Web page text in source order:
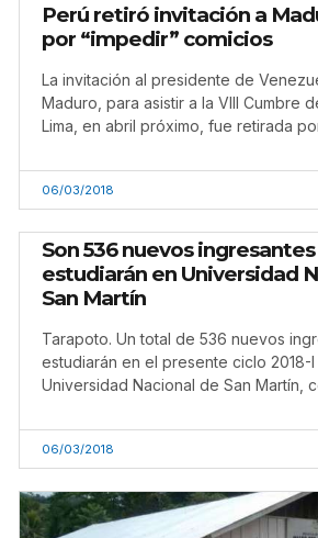
Perú retiró invitación a
por “impedir” comicios
La invitación al presidente de
Maduro, para asistir a la VIII Cumbre
Lima, en abril próximo, fue retirada
06/03/2018
Son 536 nuevos
estudiarán en Universidad
San Martín
Tarapoto. Un total de 536 nuevos
estudiarán en el presente ciclo 2018-
Universidad Nacional de San Martín,
06/03/2018